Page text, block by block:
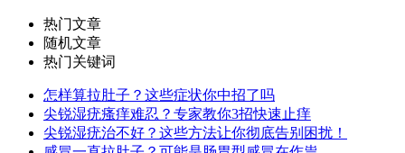
热门文章
随机文章
热门关键词
怎样算拉肚子？这些症状你中招了吗
尖锐湿疣瘙痒难忍？专家教你3招快速止痒
尖锐湿疣治不好？这些方法让你彻底告别困扰！